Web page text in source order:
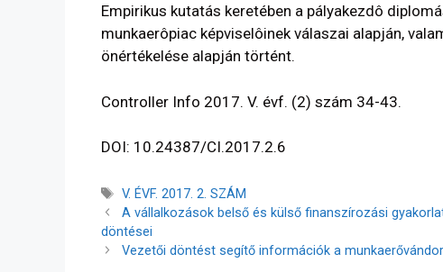
Empirikus kutatás keretében a pályakezdô
munkaerôpiac képviselôinek válaszai alapján,
önértékelése alapján történt.
Controller Info 2017. V. évf. (2) szám 34-43.
DOI: 10.24387/CI.2017.2.6
V. ÉVF. 2017. 2. SZÁM
A vállalkozások belső és külső finanszírozási
döntései
Vezetői döntést segítő információk a